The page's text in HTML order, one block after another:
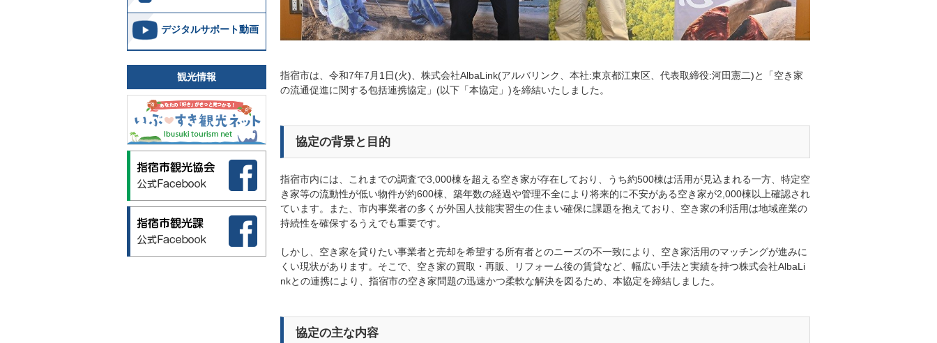
デジタルサポート動画
観光情報
指宿市は、令和7年7月1日(火)、株式会社AlbaLink(アルバリンク、本社:東京都江東区、代表取締役:河田憲二)と「空き家
の流通促進に関する包括連携協定」(以下「本協定」)を締結いたしました。
協定の背景と目的
指宿市内には、これまでの調査で3,000棟を超える空き家が存在しており、うち約500棟は活用が見込まれる一方、特定空
き家等の流動性が低い物件が約600棟、築年数の経過や管理不全により将来的に不安がある空き家が2,000棟以上確認され
ています。また、市内事業者の多くが外国人技能実習生の住まい確保に課題を抱えており、空き家の利活用は地域産業の
持続性を確保するうえでも重要です。
しかし、空き家を貸りたい事業者と売却を希望する所有者とのニーズの不一致により、空き家活用のマッチングが進みに
くい現状があります。そこで、空き家の買取・再販、リフォーム後の賃貸など、幅広い手法と実績を持つ株式会社AlbaLi
nkとの連携により、指宿市の空き家問題の迅速かつ柔軟な解決を図るため、本協定を締結しました。
協定の主な内容